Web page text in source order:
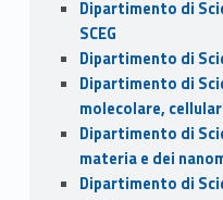
Dipartimento di
SCEG
Dipartimento di
Dipartimento di
molecolare,
Dipartimento di
materia e dei
Dipartimento di